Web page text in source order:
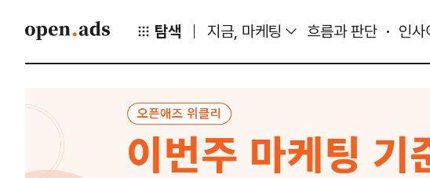
탐색 지금, 마케팅 흐름과 판단 인사